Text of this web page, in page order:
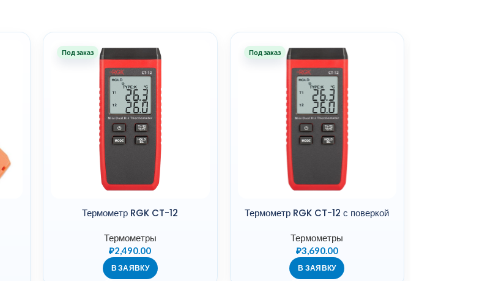
Под заказ
Термометр RGK CT-12
Термометры
₽2,490.00
В ЗАЯВКУ
Под заказ
Термометр RGK CT-12 с поверкой
Термометры
₽3,690.00
В ЗАЯВКУ